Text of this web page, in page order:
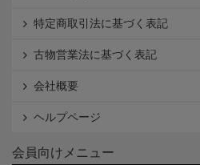
特定商取引法に基づく表記
古物営業法に基づく表記
会社概要
ヘルプページ
会員向けメニュー